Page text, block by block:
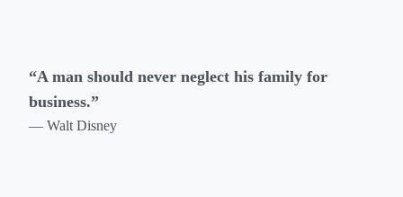
“A man should never neglect his family for
business.”
— Walt Disney